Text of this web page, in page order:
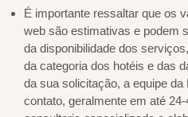
É importante ressaltar que os
web são estimativas e podem
da disponibilidade dos
da categoria dos hotéis e das
da sua solicitação, a equipe
contato, geralmente em até